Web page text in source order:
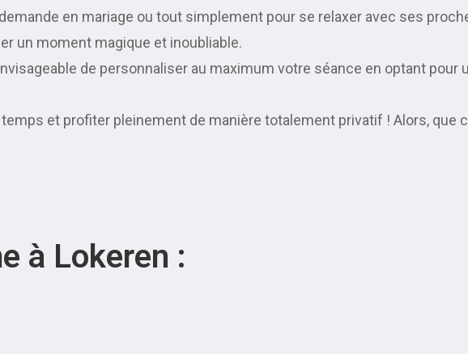
en mariage ou tout simplement pour se relaxer avec ses
un moment magique et inoubliable.
de personnaliser au maximum votre séance en optant pour
et profiter pleinement de manière totalement privatif ! Alors, que
à Lokeren :